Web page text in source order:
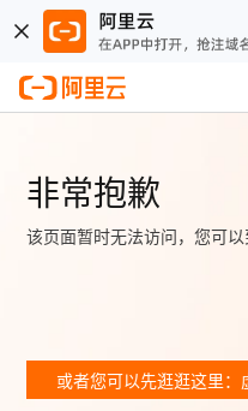
非常抱歉
该页面暂时无法访问，您可
或者您可以先逛逛这里：